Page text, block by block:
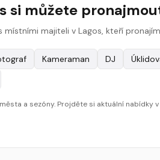
si můžete
místními majiteli v Lagos, kteří
Kameraman DJ
a sezóny. Projděte si aktuální nabídky